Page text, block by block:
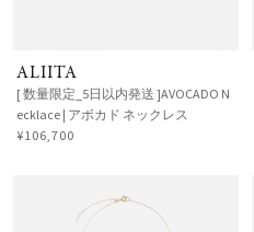
ALIITA
[ 数量限定_5日以内発送 ]AVOCADO N
ecklace | アボカド ネックレス
¥106,700